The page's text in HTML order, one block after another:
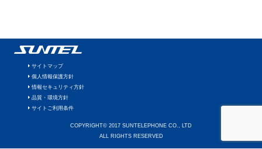
サイトマップ
個人情報保護方針
情報セキュリティ方針
品質・環境方針
サイトご利用条件
COPYRIGHT© 2017 SUNTELEPHONE CO., LTD
ALL RIGHTS RESERVED